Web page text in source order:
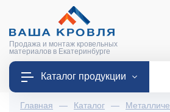
Продажа и монтаж кровельных
материалов в Екатеринбурге
Каталог продукции
Главная — Каталог —